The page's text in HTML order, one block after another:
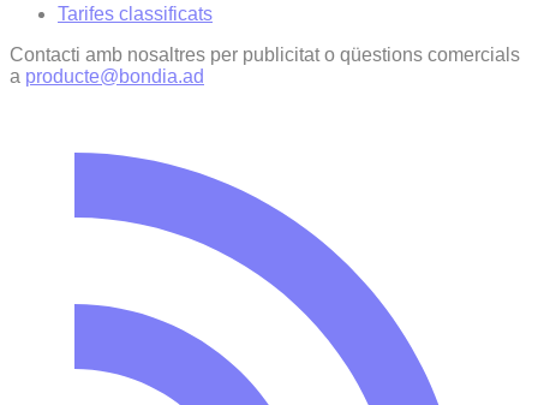
Tarifes classificats
Contacti amb nosaltres per publicitat o qüestions comercials
a producte@bondia.ad